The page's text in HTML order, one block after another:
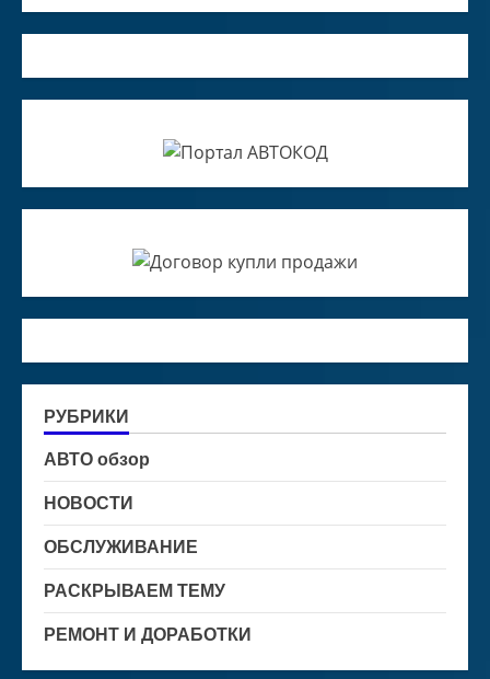
РУБРИКИ
АВТО обзор
НОВОСТИ
ОБСЛУЖИВАНИЕ
РАСКРЫВАЕМ ТЕМУ
РЕМОНТ И ДОРАБОТКИ